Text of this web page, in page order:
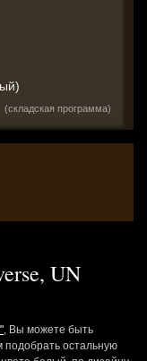
(складская программа)
UN
, Вы можете быть
остальную